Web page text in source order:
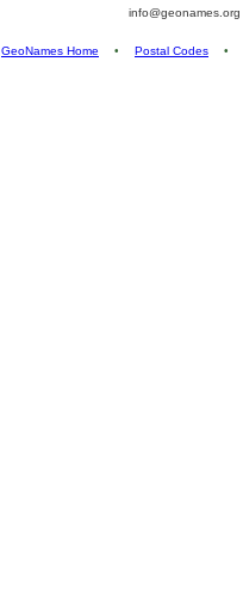
info@geonames.org
GeoNames Home • Postal Codes •